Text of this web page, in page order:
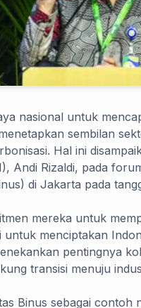
nasional untuk
sembilan
Hal ini
Andi Rizaldi, pada
di Jakarta pada
mereka untuk
untuk menciptakan
pentingnya
transisi menuju
Binus sebagai